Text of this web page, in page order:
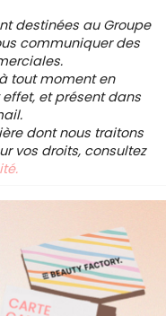
destinées au Groupe
communiquer des
tout moment en
et présent dans
dont nous traitons
vos droits, consultez